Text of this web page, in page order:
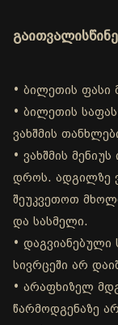
• ბილეთის ფასი
• ბილეთის
ვახშმის
• ვახშმის
დროს. ადგილზე
შეუკვეთოთ
და სასმელი.
• დაგვიანებული
სივრცეში არ
• არაფხიზელ
წარმოდგენაზე